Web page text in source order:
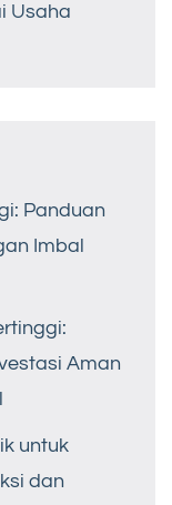
Usaha
Panduan
Imbal
Aman
untuk
dan